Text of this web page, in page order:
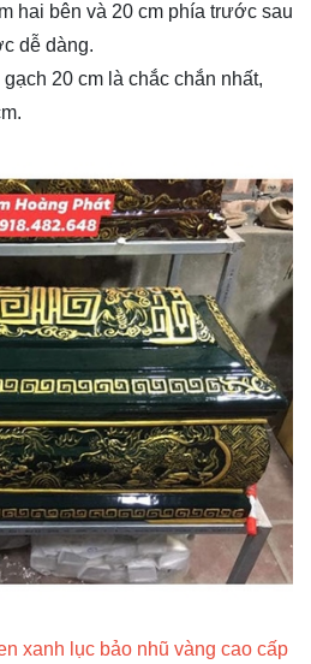
hai bên và 20 cm phía trước sau
dễ dàng.
20 cm là chắc chắn nhất,
xanh lục bảo nhũ vàng cao cấp